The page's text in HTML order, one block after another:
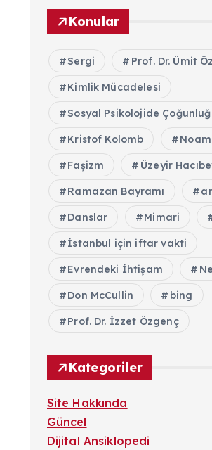
Konular
Sergi Prof. Dr. Ümit
Kimlik Mücadelesi
Sosyal Psikolojide
Kristof Kolomb
Faşizm Üzeyir
Ramazan Bayramı
Danslar Mimari
İstanbul için iftar vakti
Evrendeki İhtişam
Don McCullin bing
Prof. Dr. İzzet Özgenç
Kategoriler
Site Hakkında
Güncel
Dijital Ansiklopedi